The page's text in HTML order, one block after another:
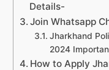
Details-
Join Whatsapp
Jharkhand
2024
How to Apply